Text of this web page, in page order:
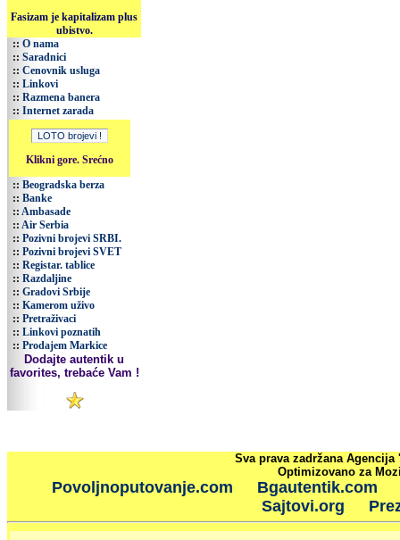
Fasizam je kapitalizam plus
ubistvo.
:: O nama
:: Saradnici
:: Cenovnik usluga
:: Linkovi
:: Razmena banera
:: Internet zarada
Klikni gore. Srećno
:: Beogradska berza
:: Banke
:: Ambasade
:: Air Serbia
:: Pozivni brojevi SRBI.
:: Pozivni brojevi SVET
:: Registar. tablice
:: Razdaljine
:: Gradovi Srbije
:: Kamerom uživo
:: Pretraživaci
:: Linkovi poznatih
:: Prodajem Markice
Dodajte autentik u
favorites, trebaće Vam !
Sva prava zadržana
Optimizovano za
Povoljnoputovanje.com
Bgautentik.com
Sajtovi.org